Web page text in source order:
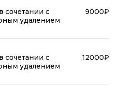
сочетании с
удалением
9000₽
сочетании с
удалением
12000₽